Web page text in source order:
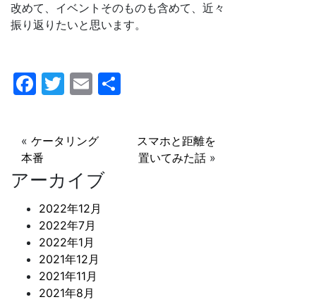
改めて、イベントそのものも含めて、近々
振り返りたいと思います。
F
e
b
o
k
T
er
E
ai
l
« ケータリング
本番
スマホと距離を
置いてみた話 »
アーカイブ
2022年12月
2022年7月
2022年1月
2021年12月
2021年11月
2021年8月